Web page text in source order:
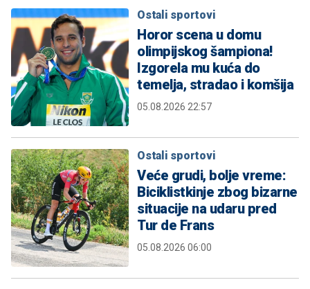
Ostali sportovi
Horor scena u domu
olimpijskog šampiona!
Izgorela mu kuća do
temelja, stradao i komšija
05.08.2026 22:57
Ostali sportovi
Veće grudi, bolje vreme:
Biciklistkinje zbog bizarne
situacije na udaru pred
Tur de Frans
05.08.2026 06:00